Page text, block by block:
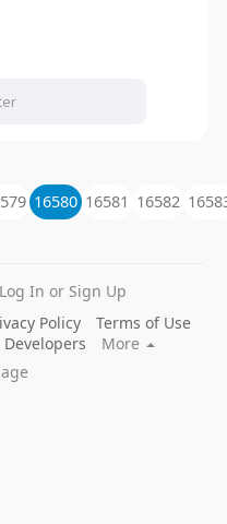
16580 16581 16582
In or Sign Up
Policy
Terms of Use
Developers
More